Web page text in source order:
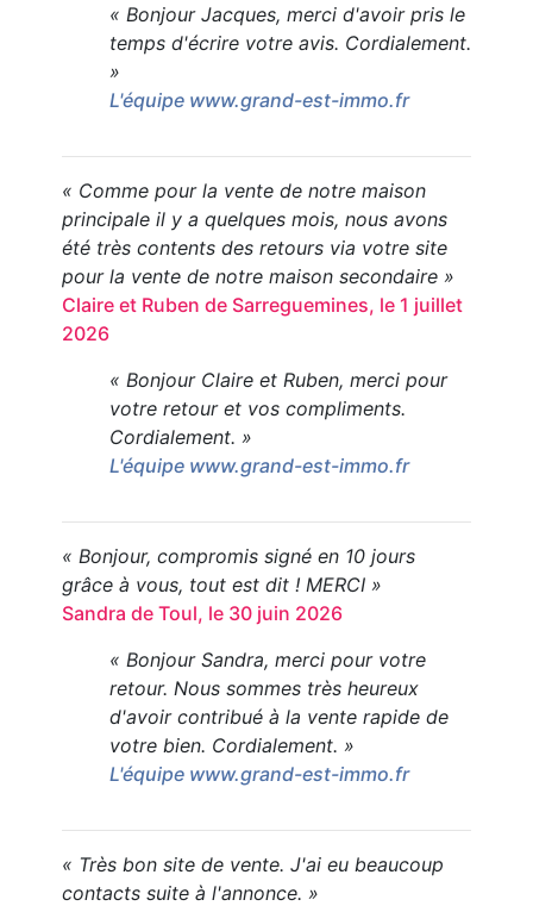
« Bonjour Jacques, merci d'avoir pris le
temps d'écrire votre avis. Cordialement.
»
L'équipe www.grand-est-immo.fr
« Comme pour la vente de notre maison
principale il y a quelques mois, nous avons
été très contents des retours via votre site
pour la vente de notre maison secondaire »
Claire et Ruben de Sarreguemines, le 1 juillet
2026
« Bonjour Claire et Ruben, merci pour
votre retour et vos compliments.
Cordialement. »
L'équipe www.grand-est-immo.fr
« Bonjour, compromis signé en 10 jours
grâce à vous, tout est dit ! MERCI »
Sandra de Toul, le 30 juin 2026
« Bonjour Sandra, merci pour votre
retour. Nous sommes très heureux
d'avoir contribué à la vente rapide de
votre bien. Cordialement. »
L'équipe www.grand-est-immo.fr
« Très bon site de vente. J'ai eu beaucoup
contacts suite à l'annonce. »